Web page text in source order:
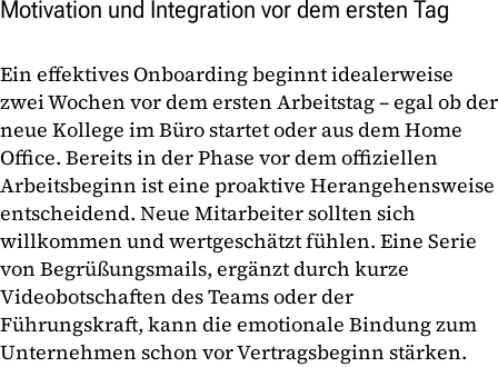
Motivation und Integration vor dem ersten Tag
Ein effektives Onboarding beginnt idealerweise
zwei Wochen vor dem ersten Arbeitstag – egal ob der
neue Kollege im Büro startet oder aus dem Home
Office. Bereits in der Phase vor dem offiziellen
Arbeitsbeginn ist eine proaktive Herangehensweise
entscheidend. Neue Mitarbeiter sollten sich
willkommen und wertgeschätzt fühlen. Eine Serie
von Begrüßungsmails, ergänzt durch kurze
Videobotschaften des Teams oder der
Führungskraft, kann die emotionale Bindung zum
Unternehmen schon vor Vertragsbeginn stärken.